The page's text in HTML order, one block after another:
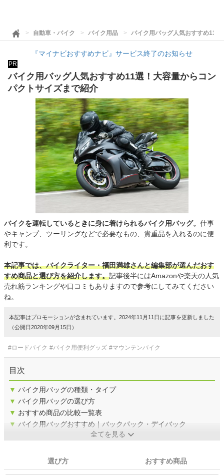
自動車・バイク バイク用品 バイク用バッグ人気おすすめ11
『マイナビおすすめナビ』サービス終了のお知らせ
PR
バイク用バッグ人気おすすめ11選！大容量からコン
パクトサイズまで紹介
バイクを運転しているときに身に着けられるバイク用バッグ。 仕事
やキャンプ、ツーリングなどで必要なもの、貴重品を入れるのに便
利です。
本記事では、バイクライター・福田満雄さんと編集部が選んだおす
すめ商品と選び方を紹介します。記事後半にはAmazonや楽天の人気
売れ筋ランキングや口コミもありますので参考にしてみてください
ね。
本記事はプロモーションが含まれています。2024年11月11日に記事を更新しました
（公開日2020年09月15日）
#ロードバイク #バイク用便利グッズ #マウンテンバイク
目次
▼ バイク用バッグの種類・タイプ
▼ バイク用バッグの選び方
▼ おすすめ商品の比較一覧表
▼ バイク用バッグおすすめ｜バックパック・デイバック
全てを見る
選び方 おすすめ商品